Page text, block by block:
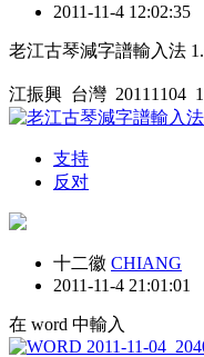
2011-11-4 12:02:35
老江古琴減字譜輸入法
江振興 台灣 20111104
支持
反对
十二徽 CHIANG
2011-11-4 21:01:01
在 word 中輸入